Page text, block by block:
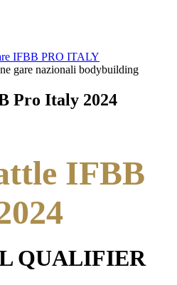
IFBB PRO ITALY
Pro Italy 2024
IFBB
QUALIFIER